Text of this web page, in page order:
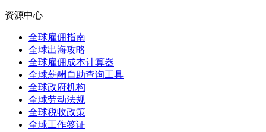
资源中心
全球雇佣指南
全球出海攻略
全球雇佣成本计算器
全球薪酬自助查询工具
全球政府机构
全球劳动法规
全球税收政策
全球工作签证